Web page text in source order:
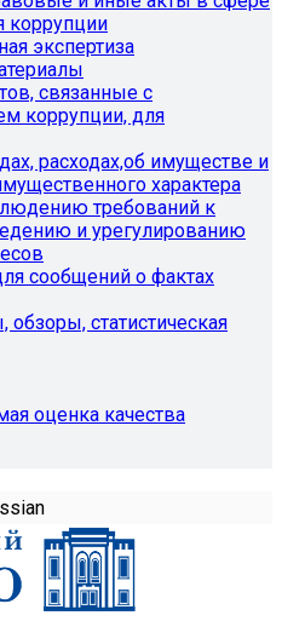
коррупции
экспертиза
связанные с
коррупции, для
расходах,об имуществе и
характера
требований к
и урегулированию
сообщений о фактах
статистическая
оценка качества